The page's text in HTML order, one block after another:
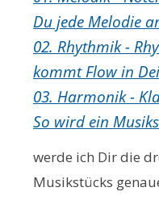
Du jede Melodie
02. Rhythmik -
kommt Flow in
03. Harmonik -
So wird ein
werde ich Dir die
Musikstücks